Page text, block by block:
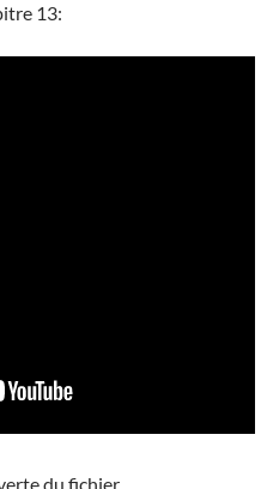
13:
du fichier